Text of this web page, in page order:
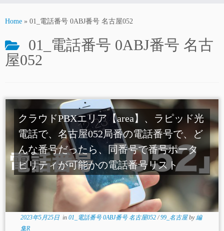
Home » 01_電話番号 0ABJ番号 名古屋052
01_電話番号 0ABJ番号 名古
屋052
クラウドPBXエリア【area】、ラピッド光
電話で、名古屋052局番の電話番号で、ど
んな番号だったら、同番号で番号ポータ
ビリティが可能かの電話番号リスト
2023年5月25日in 01_電話番号 0ABJ番号 名古屋052/99_名古屋by編
集R